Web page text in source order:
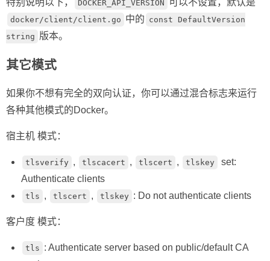
特别说明以下， DOCKER_API_VERSION 可以不设置，默认是
docker/client/client.go 中的 const DefaultVersion
string 版本。
其它模式
如果你不想有完全的双向认证，你可以通过混合标志来运行
各种其他模式的Docker。
宿主机 模式：
tlsverify , tlscacert , tlscert , tlskey
set:
Authenticate clients
tls , tlscert , tlskey : Do not authenticate clients
客户度 模式：
tls : Authenticate server based on public/default CA